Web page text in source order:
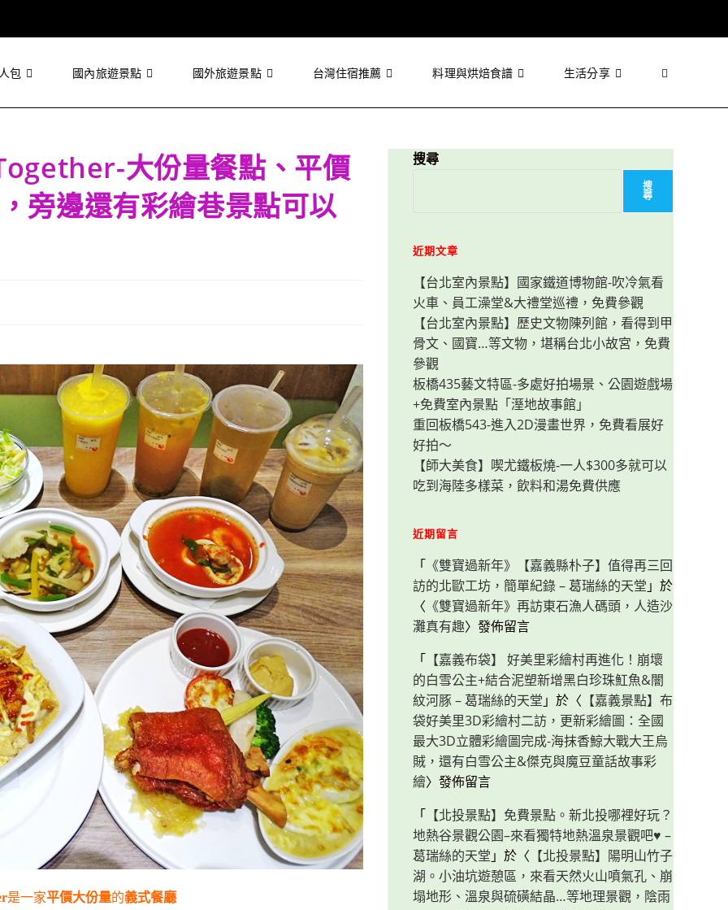
包 國內旅遊景點 國外旅遊景點 台灣住宿推薦 料理與烘焙食譜 生活分享 Toggle
search
大份量餐點、平價
旁邊還有彩繪巷景點可以
是一家平價大份量的義式餐廳
搜尋
搜
尋
近期文章
【台北室內景點】國家鐵道博物館-吹冷氣看
火車、員工澡堂&大禮堂巡禮，免費參觀
【台北室內景點】歷史文物陳列館，看得到甲
骨文、國寶…等文物，堪稱台北小故宮，免費
參觀
板橋435藝文特區-多處好拍場景、公園遊戲場
+免費室內景點「溼地故事館」
重回板橋543-進入2D漫畫世界，免費看展好
好拍～
【師大美食】喫尤鐵板燒-一人$300多就可以
吃到海陸多樣菜，飲料和湯免費供應
近期留言
「 《雙寶過新年》【嘉義縣朴子】值得再三回
訪的北歐工坊，簡單紀錄 – 葛瑞絲的天堂 」於
〈 《雙寶過新年》再訪東石漁人碼頭，人造沙
灘真有趣〉發佈留言
「 【嘉義布袋】 好美里彩繪村再進化！崩壞
的白雪公主+結合泥塑新增黑白珍珠魟魚&闇
紋河豚 – 葛瑞絲的天堂 」於〈 【嘉義景點】布
袋好美里3D彩繪村二訪，更新彩繪圖：全國
最大3D立體彩繪圖完成-海抹香鯨大戰大王烏
賊，還有白雪公主&傑克與魔豆童話故事彩
繪〉發佈留言
「 【北投景點】免費景點。新北投哪裡好玩？
地熱谷景觀公園–來看獨特地熱溫泉景觀吧♥ –
葛瑞絲的天堂 」於〈 【北投景點】陽明山竹子
湖。小油坑遊憩區，來看天然火山噴氣孔、崩
塌地形、溫泉與硫磺結晶…等地理景觀，陰雨